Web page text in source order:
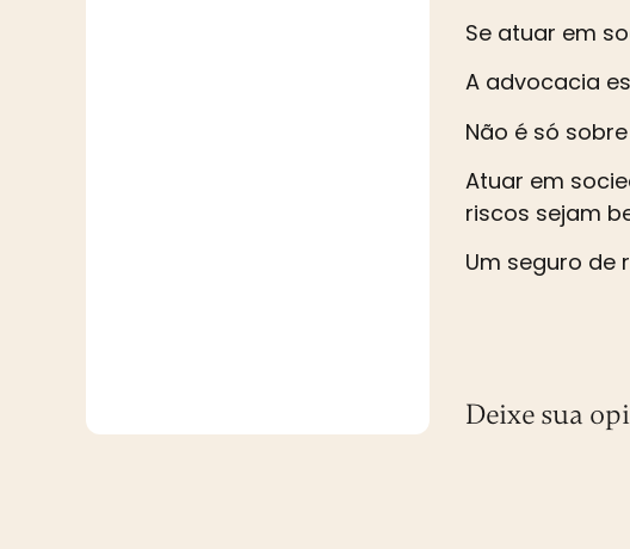
Se atuar em
A advocacia
Não é só
Atuar em
riscos sejam
Um seguro de
Deixe sua